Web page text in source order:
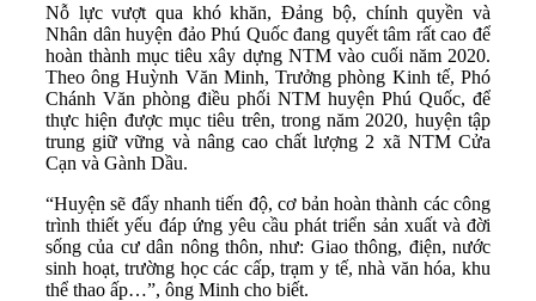
Nỗ lực vượt qua khó khăn, Đảng bộ, chính quyền và
Nhân dân huyện đảo Phú Quốc đang quyết tâm rất cao để
hoàn thành mục tiêu xây dựng NTM vào cuối năm 2020.
Theo ông Huỳnh Văn Minh, Trưởng phòng Kinh tế, Phó
Chánh Văn phòng điều phối NTM huyện Phú Quốc, để
thực hiện được mục tiêu trên, trong năm 2020, huyện tập
trung giữ vững và nâng cao chất lượng 2 xã NTM Cửa
Cạn và Gành Dầu.
“Huyện sẽ đẩy nhanh tiến độ, cơ bản hoàn thành các công
trình thiết yếu đáp ứng yêu cầu phát triển sản xuất và đời
sống của cư dân nông thôn, như: Giao thông, điện, nước
sinh hoạt, trường học các cấp, trạm y tế, nhà văn hóa, khu
thể thao ấp…”, ông Minh cho biết.